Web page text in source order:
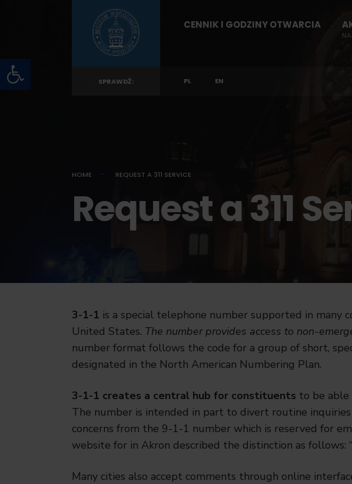
Otwórz pasek narzędzi
content
CENNIK I GODZINY OTWARCIA
SPRAWDŹ: PL EN
HOME REQUEST A 311 SERVICE
Request a 311
3-1-1 is a special telephone number supported in many
United States. The number provides access to non-
number format follows the code for a group of short,
designated in the North American Numbering Plan.
3-1-1 creates a central hub for constituents to be able
The number is intended in part to divert routine
concerns from the 9-1-1 number which is reserved for
website for in Akron described the distinction as follows:
Many cities also accept comments through online